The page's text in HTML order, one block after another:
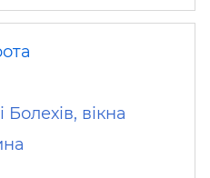
Болехів, вікна